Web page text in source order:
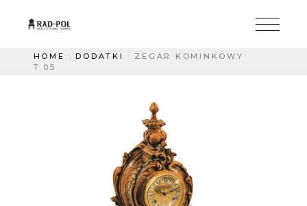
HOME DODATKI
ZEGAR KOMINKOWY
T.05